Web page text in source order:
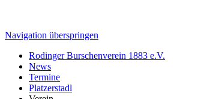
Navigation überspringen
Rodinger Burschenverein 1883 e.V.
News
Termine
Platzerstadl